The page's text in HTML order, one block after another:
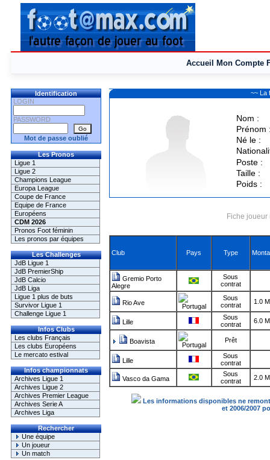
Accueil Mon Compte
Identification
LOGIN
PASSWORD
Mot de passe oublié
Les Pronos
Ligue 1
Ligue 2
Champions League
Europa League
Coupe de France
Equipe de France
Européens
CDM 2026
Pronos Foot féminin
Les pronos par équipes
Les Challenges
JdB Ligue 1
JdB PremierShip
JdB Calcio
JdB Liga
Ligue 1 plus de buts
Survivor Ligue 1
Challenge Ligue 1
Infos Clubs
Les clubs Français
Les clubs Européens
Le mercato estival
Infos championnats
Archives Ligue 1
Archives Ligue 2
Archives Premier League
Archives Serie A
Archives Liga
Rechercher
Une équipe
Un joueur
Un match
~~ La
Nom :
Prénom
Né le :
Poste :
Taille :
Poids :
Fiche
Club Pays Type
Gremio Porto
Alegre
Sous
contrat
Rio Ave
Sous
contrat
1.0
Lille
Sous
contrat
6.0
Boavista Prêt
Lille
Sous
contrat
Vasco da Gama
Sous
contrat
2.0
Les informations disponibles ne
et 2006/2007